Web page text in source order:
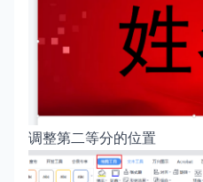
调整第二等分的位置